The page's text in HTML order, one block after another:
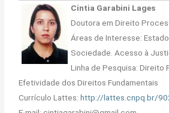
Cintia Garabini Lages
Doutora em Direito
Áreas de Interesse:
Sociedade. Acesso à
Linha de Pesquisa: Direito
Efetividade dos Direitos Fundamentais
Currículo Lattes:http://lattes.cnpq.br/